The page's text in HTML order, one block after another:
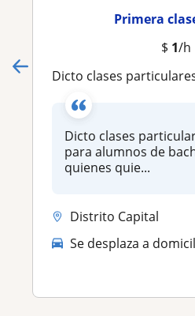
Primera
$ 1/h
Dicto clases particulares de inglés para alumnos de bachillerato o
Dicto clases
para alumnos de
quienes quie...
Distrito Capital
Se desplaza a